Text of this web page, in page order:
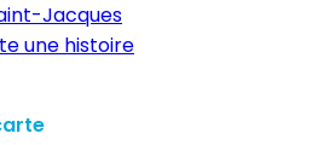
Jacques
une histoire